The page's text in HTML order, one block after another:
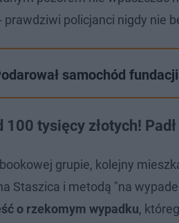
policjanci nigdy nie
samochód
100 tysięcy złotych!
grupie, kolejny
Staszica i metodą "na
o rzekomym wypadku,